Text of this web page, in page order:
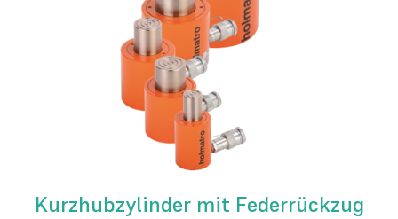
Kurzhubzylinder mit Federrückzug